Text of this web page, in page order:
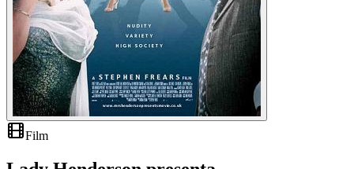
Film